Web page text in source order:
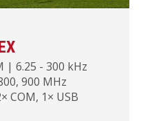
| 6.25 - 300 kHz
900 MHz
COM, 1× USB